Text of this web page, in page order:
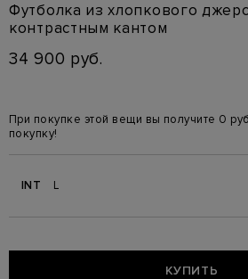
Футболка из хлопкового
контрастным кантом
34 900 руб.
При покупке этой вещи вы получите 0
покупку!
INT L
КУПИТЬ